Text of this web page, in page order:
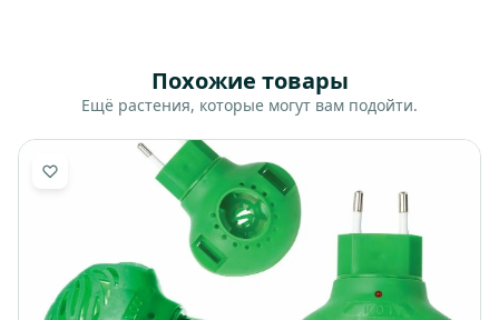
Похожие товары
Ещё растения, которые могут вам подойти.